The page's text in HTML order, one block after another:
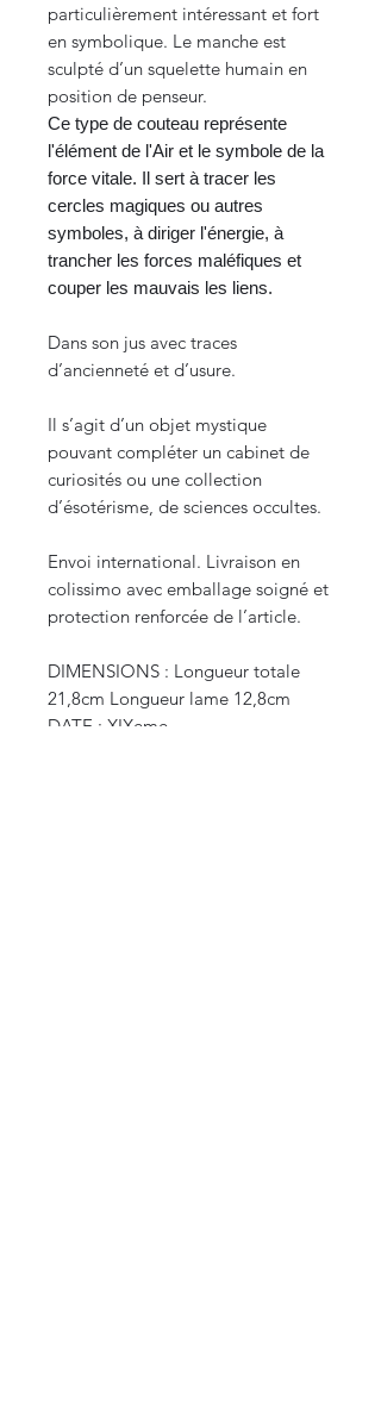
particulièrement intéressant et fort
en symbolique. Le manche est
sculpté d’un squelette humain en
position de penseur.
Ce type de couteau représente
l'élément de l'Air et le symbole de la
force vitale. Il sert à tracer les
cercles magiques ou autres
symboles, à diriger l'énergie, à
trancher les forces maléfiques et
couper les mauvais les liens.
Dans son jus avec traces
d’ancienneté et d’usure.
Il s’agit d’un objet mystique
pouvant compléter un cabinet de
curiosités ou une collection
d’ésotérisme, de sciences occultes.
Envoi international. Livraison en
colissimo avec emballage soigné et
protection renforcée de l’article.
DIMENSIONS : Longueur totale
21,8cm Longueur lame 12,8cm
DATE : XIXeme